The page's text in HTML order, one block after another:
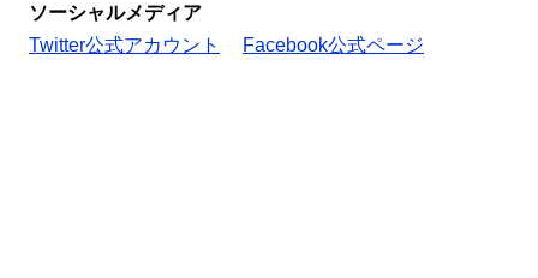
ソーシャルメディア
Twitter公式アカウント
Facebook公式ページ